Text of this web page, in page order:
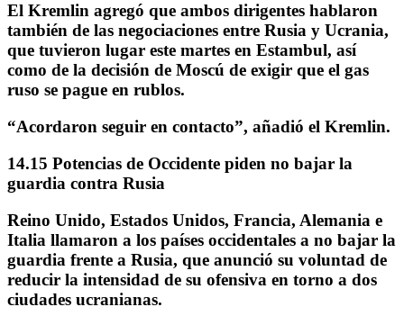
El Kremlin agregó que ambos dirigentes hablaron
también de las negociaciones entre Rusia y Ucrania,
que tuvieron lugar este martes en Estambul, así
como de la decisión de Moscú de exigir que el gas
ruso se pague en rublos.
“Acordaron seguir en contacto”, añadió el Kremlin.
14.15 Potencias de Occidente piden no bajar la
guardia contra Rusia
Reino Unido, Estados Unidos, Francia, Alemania e
Italia llamaron a los países occidentales a no bajar la
guardia frente a Rusia, que anunció su voluntad de
reducir la intensidad de su ofensiva en torno a dos
ciudades ucranianas.